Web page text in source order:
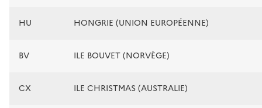
HU HONGRIE (UNION EUROPÉENNE)
BV ILE BOUVET (NORVÈGE)
CX ILE CHRISTMAS (AUSTRALIE)